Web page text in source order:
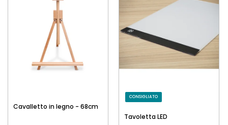
Cavalletto in legno - 68cm
CONSIGLIATO
Tavoletta LED